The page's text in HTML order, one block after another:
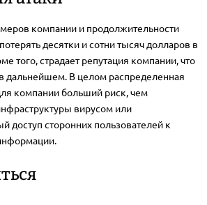
компании и продолжительности
десятки и сотни тысяч долларов в
того, страдает репутация компании, что
дальнейшем. В целом распределенная
компании больший риск, чем
вирусом или
доступ сторонних пользователей к